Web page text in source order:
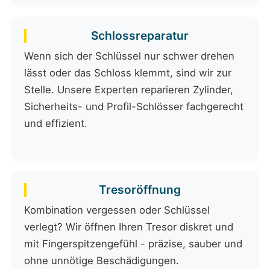
Schlossreparatur
Wenn sich der Schlüssel nur schwer drehen
lässt oder das Schloss klemmt, sind wir zur
Stelle. Unsere Experten reparieren Zylinder,
Sicherheits- und Profil-Schlösser fachgerecht
und effizient.
Tresoröffnung
Kombination vergessen oder Schlüssel
verlegt? Wir öffnen Ihren Tresor diskret und
mit Fingerspitzengefühl - präzise, sauber und
ohne unnötige Beschädigungen.